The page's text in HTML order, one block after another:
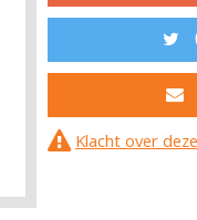
Klacht over